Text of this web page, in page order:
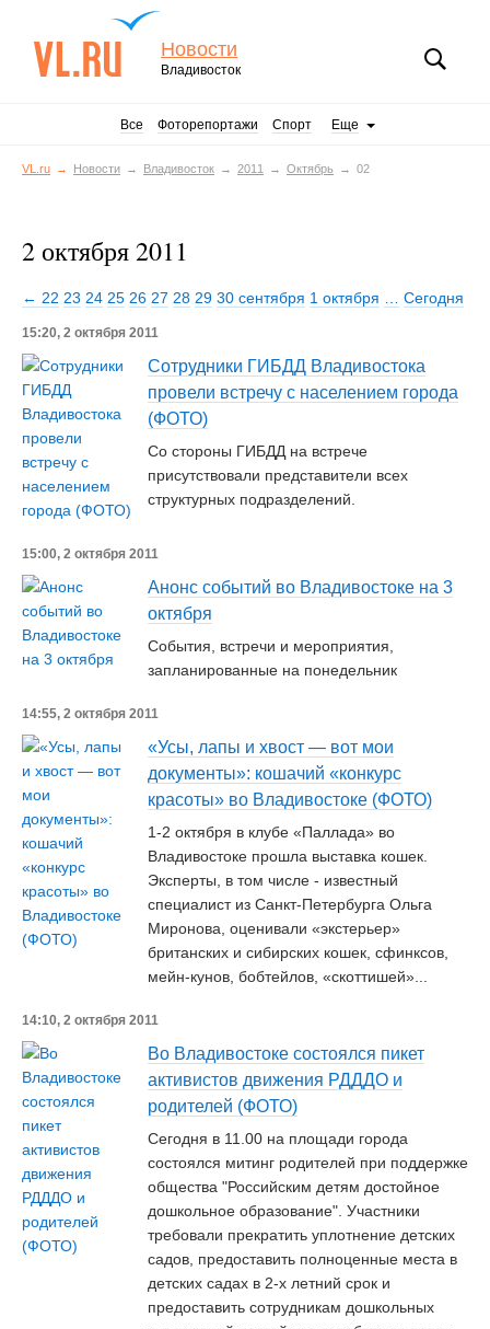
Новости
Владивосток
Все Фоторепортажи Спорт Еще
VL.ru Новости Владивосток 2011 Октябрь 02
2 октября 2011
← 22 23 24 25 26 27 28 29 30 сентября 1 октября Сегодня
15:20, 2 октября 2011
Сотрудники ГИБДД Владивостока
провели встречу с населением города
(ФОТО)
Со стороны ГИБДД на встрече
присутствовали представители всех
структурных подразделений.
15:00, 2 октября 2011
Анонс событий во Владивостоке на 3
октября
События, встречи и мероприятия,
запланированные на понедельник
14:55, 2 октября 2011
«Усы, лапы и хвост — вот мои
документы»: кошачий «конкурс
красоты» во Владивостоке (ФОТО)
1-2 октября в клубе «Паллада» во
Владивостоке прошла выставка кошек.
Эксперты, в том числе - известный
специалист из Санкт-Петербурга Ольга
Миронова, оценивали «экстерьер»
британских и сибирских кошек, сфинксов,
мейн-кунов, бобтейлов, «скоттишей»...
14:10, 2 октября 2011
Во Владивостоке состоялся пикет
активистов движения РДДДО и
родителей (ФОТО)
Сегодня в 11.00 на площади города
состоялся митинг родителей при поддержке
общества "Российским детям достойное
дошкольное образование". Участники
требовали прекратить уплотнение детских
садов, предоставить полноценные места в
детских садах в 2-х летний срок и
предоставить сотрудникам дошкольных